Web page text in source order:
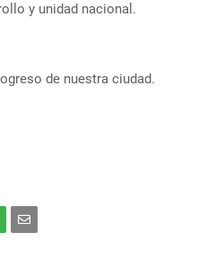
y unidad nacional.
de nuestra ciudad.